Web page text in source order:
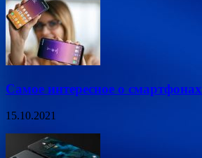
Самое интересное о смартфонах
15.10.2021